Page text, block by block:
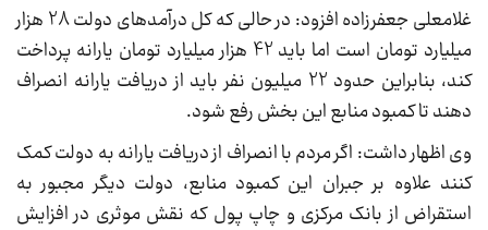
غلامعلی جعفرزاده افزود: در حالی که کل درآمدهای دولت 28 هزار
میلیارد تومان است اما باید 42 هزار میلیارد تومان یارانه پرداخت
کند، بنابراین حدود 22 میلیون نفر باید از دریافت یارانه انصراف
دهند تا کمبود منابع این بخش رفع شود.
وی اظهار داشت: اگر مردم با انصراف از دریافت یارانه به دولت کمک
کنند علاوه بر جبران این کمبود منابع، دولت دیگر مجبور به
استقراض از بانک مرکزی و چاپ پول که نقش موثری در افزایش